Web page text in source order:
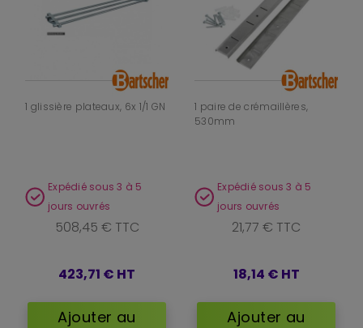
1 glissière plateaux, 6x 1/1 GN
Expédié sous 3 à 5
jours ouvrés
508,45 € TTC
423,71 € HT
Ajouter au
1 paire de crémaillères,
530mm
Expédié sous 3 à 5
jours ouvrés
21,77 € TTC
18,14 € HT
Ajouter au